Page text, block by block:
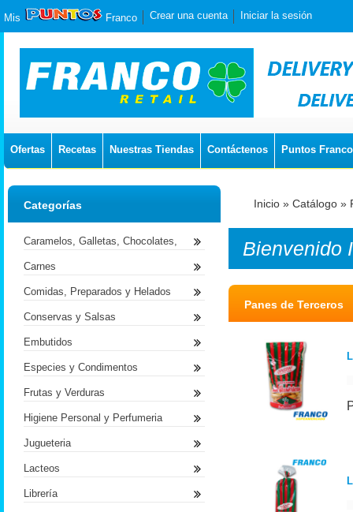
Mis Franco Crear una cuenta Iniciar la sesión
Ofertas Recetas Nuestras Tiendas Contáctenos Puntos Franco
Inicio » Catálogo »
Bienvenido
Panes de Terceros
Categorías
Caramelos, Galletas, Chocolates,
Carnes
Comidas, Preparados y Helados
Conservas y Salsas
Embutidos
Especies y Condimentos
Frutas y Verduras
Higiene Personal y Perfumeria
Jugueteria
Lacteos
Librería